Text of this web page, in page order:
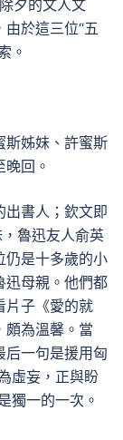
夕的文人文
於這三位“五
。
斯姊妹、許蜜斯
回。
出書人；欽文即
魯迅友人俞英
仍是十多歲的小
迅母親。他們都
片子《愛的就
頗為溫馨。當
后一句是援用匈
虛妄，正與盼
獨一的一次。